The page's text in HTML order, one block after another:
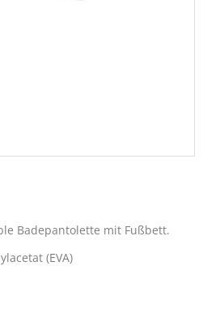
Badepantolette mit Fußbett.
(EVA)